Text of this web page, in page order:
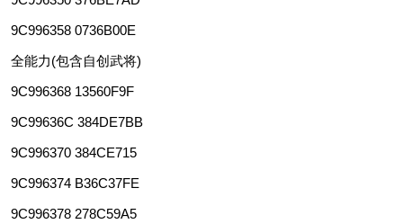
9C996358 0736B00E
全能力(包含自创武将)
9C996368 13560F9F
9C99636C 384DE7BB
9C996370 384CE715
9C996374 B36C37FE
9C996378 278C59A5